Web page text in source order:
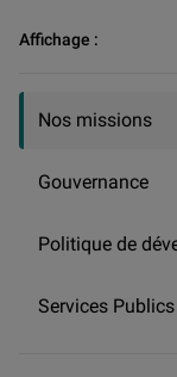
Affichage :
Nos missions
Gouvernance
Politique de
Services